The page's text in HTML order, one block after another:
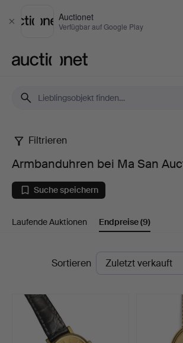
Schließen
Auctionet
Verfügbar auf Google Play
Armbanduhren
bei
Ma
San
Auction
Filtrieren
Armbanduhren bei Ma San
Suche speichern
Laufende Auktionen Endpreise(9)
EndpreiseSortieren